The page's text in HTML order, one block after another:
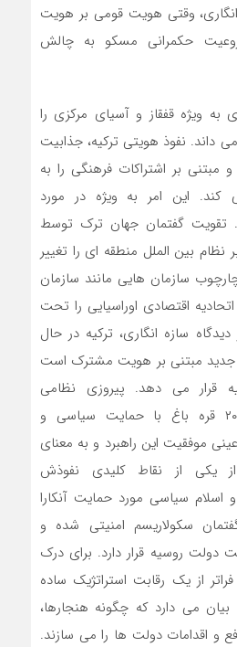
انگاری، وقتی هویت قومی بر هویت
حکمرانی مسکو به چالش
ویژه قفقاز و آسیای مرکزی را
نفوذ هویتی ترکیه، جذابیت
مبتنی بر اشتراکات فرهنگی را به
این امر به ویژه در مورد
تقویت گفتمان جهان ترک توسط
نظام بین الملل منطقه ای را تغییر
سازمان هایی مانند سازمان
اقتصادی اوراسیایی را تحت
سازه انگاری، ترکیه در حال
جدید مبتنی بر هویت مشترک است
قرار می دهد. پیروزی نظامی
آذربایجان در جنگ ۲۰۲۰ قره باغ با حمایت سیاسی و
موفقیت این راهبرد و به معنای
یکی از نقاط کلیدی نفوذش
اسلام سیاسی مورد حمایت آنکارا
سکولاریسم امنیتی شده و
روسیه قرار دارد. برای درک
از یک رقابت استراتژیک ساده
بیان می دارد که چگونه هنجارها،
و اقدامات دولت ها را می سازند.